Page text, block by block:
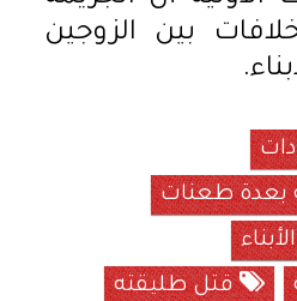
بين الزوجين
بعدة طعنات
قتل طليقته